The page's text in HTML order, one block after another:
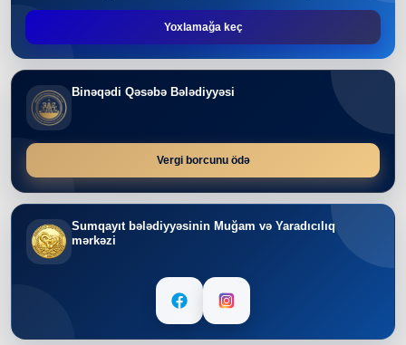
Yoxlamağa keç
Binəqədi Qəsəbə Bələdiyyəsi
Vergi borcunu ödə
Sumqayıt bələdiyyəsinin Muğam və Yaradıcılıq
mərkəzi